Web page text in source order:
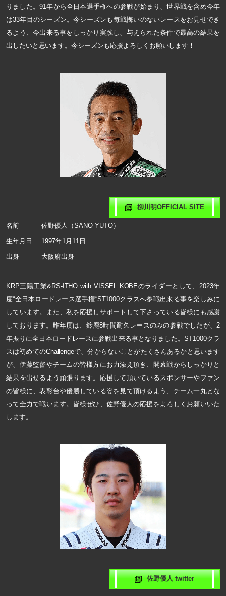
りました。91年から全日本選手権への参戦が始まり、世界戦を含め今年
は33年目のシーズン。今シーズンも毎戦悔いのないレースをお見せでき
るよう、今出来る事をしっかり実践し、与えられた条件で最高の結果を
出したいと思います。今シーズンも応援よろしくお願いします！
柳川明OFFICIAL SITE
名前 佐野優人（SANO YUTO）
生年月日 1997年1月11日
出身 大阪府出身
KRP三陽工業&RS-ITHO with VISSEL KOBEのライダーとして、2023年
度“全日本ロードレース選手権“ST1000クラスへ参戦出来る事を楽しみに
しています。また、私を応援しサポートして下さっている皆様にも感謝
しております。昨年度は、鈴鹿8時間耐久レースのみの参戦でしたが、2
年振りに全日本ロードレースに参戦出来る事となりました。ST1000クラ
スは初めてのChallengeで、分からないことがたくさんあるかと思います
が、伊藤監督やチームの皆様方にお力添え頂き、開幕戦からしっかりと
結果を出せるよう頑張ります。応援して頂いているスポンサーやファン
の皆様に、表彰台や優勝している姿を見て頂けるよう、チーム一丸とな
って全力で戦います。皆様ぜひ、佐野優人の応援をよろしくお願いいた
します。
佐野優人 twitter